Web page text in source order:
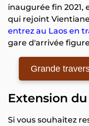
inaugurée fin 2021,
qui rejoint
entrez au Laos en
gare d'arrivée
Grande
Extension
Si vous souhaitez